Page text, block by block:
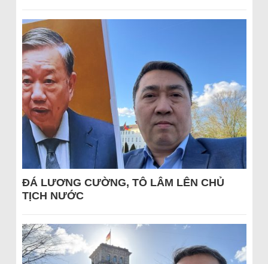
ĐÁ LƯƠNG CƯỜNG, TÔ LÂM LÊN CHỦ
TỊCH NƯỚC